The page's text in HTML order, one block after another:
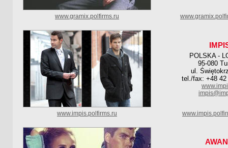
www.gramix.polfirms.ru
POLSKA -
95-080
ul.
tel./fax: +48 42
www.impis.polfirms.ru